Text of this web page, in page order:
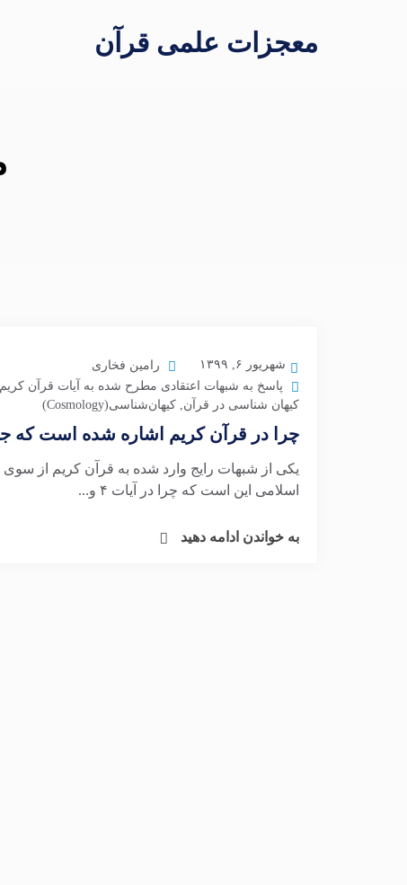
معجزات علمی قرآن
شهریور ۶, ۱۳۹۹
رامین فخاری
پاسخ به شبهات اعتقادی مطرح شده به آیات قرآن کریم
کیهان شناسی در قرآن, کیهان‌شناسی(Cosmology)
چرا در قرآن کریم اشاره شده است
یکی از شبهات رایج وارد شده به قرآن کریم از
اسلامی این است که چرا در آیات ۴ و...
به خواندن ادامه دهید